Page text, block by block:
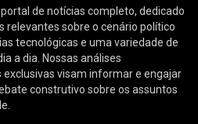
de notícias completo, dedicado
sobre o cenário político
tecnológicas e uma variedade de
a dia. Nossas análises
visam informar e engajar
construtivo sobre os assuntos